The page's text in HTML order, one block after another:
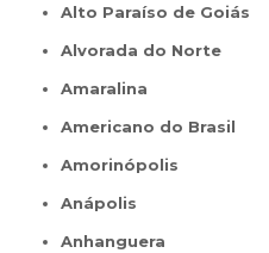
Alto Paraíso de Goiás
Alvorada do Norte
Amaralina
Americano do Brasil
Amorinópolis
Anápolis
Anhanguera